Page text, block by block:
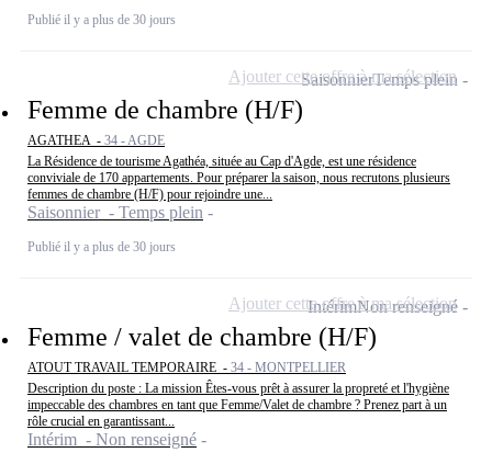
Publié il y a plus de 30 jours
Femme de chambre (H/F)
AGATHEA - 34 - AGDE
La Résidence de tourisme Agathéa, située au Cap d'Agde, est une résidence
conviviale de 170 appartements. Pour préparer la saison, nous recrutons plusieurs
femmes de chambre (H/F) pour rejoindre une...
Saisonnier - Temps plein
Publié il y a plus de 30 jours
SaisonnierTemps plein
Ajouter cette offre à ma sélection
Femme / valet de chambre (H/F)
ATOUT TRAVAIL TEMPORAIRE - 34 - MONTPELLIER
Description du poste : La mission Êtes-vous prêt à assurer la propreté et l'hygiène
impeccable des chambres en tant que Femme/Valet de chambre ? Prenez part à un
rôle crucial en garantissant...
Intérim - Non renseigné
IntérimNon renseigné
Ajouter cette offre à ma sélection